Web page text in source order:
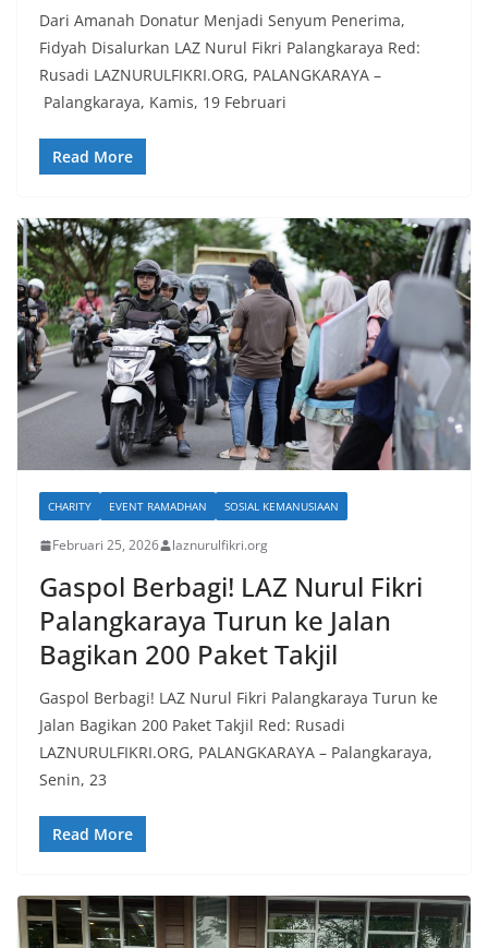
Dari Amanah Donatur Menjadi Senyum Penerima,
Fidyah Disalurkan LAZ Nurul Fikri Palangkaraya Red:
Rusadi LAZNURULFIKRI.ORG, PALANGKARAYA –
Palangkaraya, Kamis, 19 Februari
Read More
CHARITY EVENT RAMADHAN SOSIAL KEMANUSIAAN
Februari 25, 2026 laznurulfikri.org
Gaspol Berbagi! LAZ Nurul Fikri
Palangkaraya Turun ke Jalan
Bagikan 200 Paket Takjil​
Gaspol Berbagi! LAZ Nurul Fikri Palangkaraya Turun ke
Jalan Bagikan 200 Paket Takjil Red: Rusadi
LAZNURULFIKRI.ORG, PALANGKARAYA – Palangkaraya,
Senin, 23
Read More